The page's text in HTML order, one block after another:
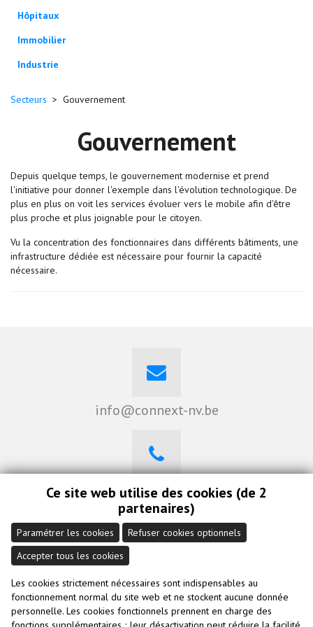
Hôpitaux
Immobilier
Industrie
Secteurs > Gouvernement
Gouvernement
Depuis quelque temps, le gouvernement modernise et prend
l'initiative pour donner l'exemple dans l'évolution technologique. De
plus en plus on voit les services évoluer vers le mobile afin d'être
plus proche et plus joignable pour le citoyen.
Vu la concentration des fonctionnaires dans différents bâtiments, une
infrastructure dédiée est nécessaire pour fournir la capacité
nécessaire.
info@connext-nv.be
0470 262 008
Ce site web utilise des cookies (de 2
partenaires)
Paramétrer les cookies
Refuser cookies optionnels
Accepter tous les cookies
Les cookies strictement nécessaires sont indispensables au
fonctionnement normal du site web et ne stockent aucune donnée
personnelle. Les cookies fonctionnels prennent en charge des